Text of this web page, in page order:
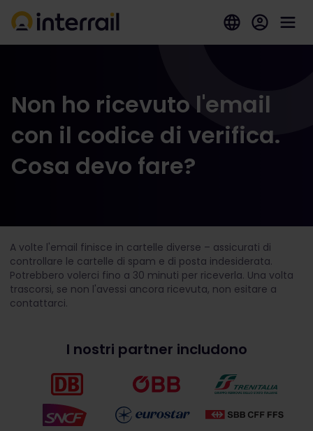
Non ho ricevuto l'email
con il codice di verifica.
Cosa devo fare?
A volte l'email finisce in cartelle diverse – assicurati di
controllare le cartelle di spam e di posta indesiderata.
Potrebbero volerci fino a 30 minuti per riceverla. Una volta
trascorsi, se non l'avessi ancora ricevuta, non esitare a
contattarci.
I nostri partner includono